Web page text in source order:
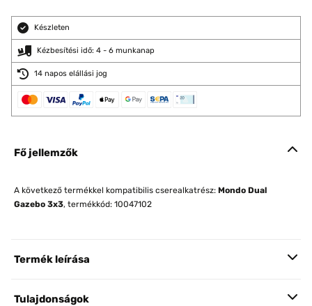
Készleten
Kézbesítési idő: 4 - 6 munkanap
14 napos elállási jog
Fő jellemzők
A következő termékkel kompatibilis cserealkatrész: Mondo Dual
Gazebo 3x3, termékkód: 10047102
Termék leírása
Tulajdonságok